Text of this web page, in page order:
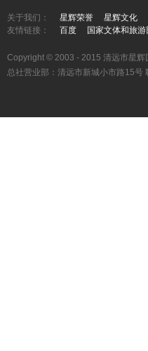
关于我们： 星辉荣誉 星辉文化
友情链接：
百度 国家文体和旅游
Copyright © 2003 - 2015 清远市星
总社营业部：清远市新城小市路15号